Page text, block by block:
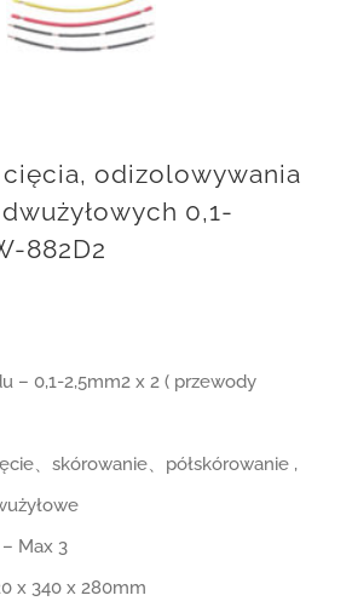
odizolowywania
0,1-
882D2
– 0,1-2,5mm2 x 2 ( przewody
、skórowanie、półskórowanie ,
Max 3
x 340 x 280mm